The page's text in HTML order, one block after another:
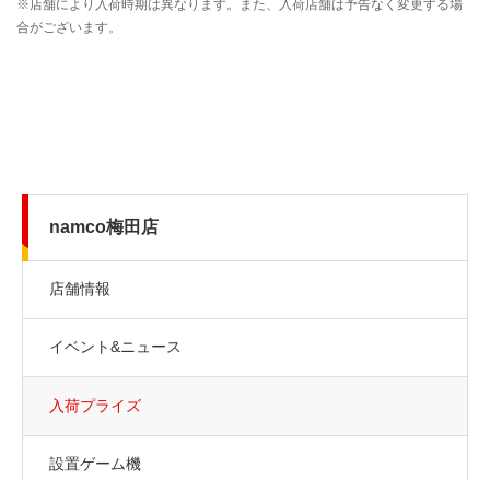
namco梅田店
店舗情報
イベント&ニュース
入荷プライズ
設置ゲーム機